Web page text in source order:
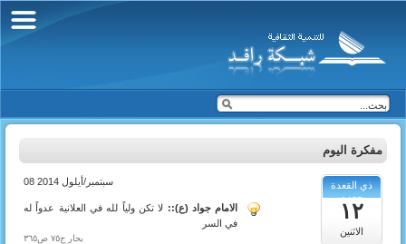
مفكرة اليوم
ذي القعدة
1435
١٢
الاثنين
08 سبتمبر/أيلول 2014
الامام جواد (ع):: لا تكن ولياً لله في العلانية عدواً له
في السر
بحار ج٧٥ ص٣٦٥